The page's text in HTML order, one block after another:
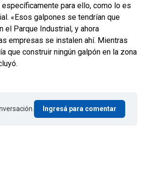
para ello, como lo es
«Esos galpones se tendrían que
el Parque Industrial, y ahora
empresas se instalen ahí. Mientras
que construir ningún galpón en la zona
Ingresá para comentar